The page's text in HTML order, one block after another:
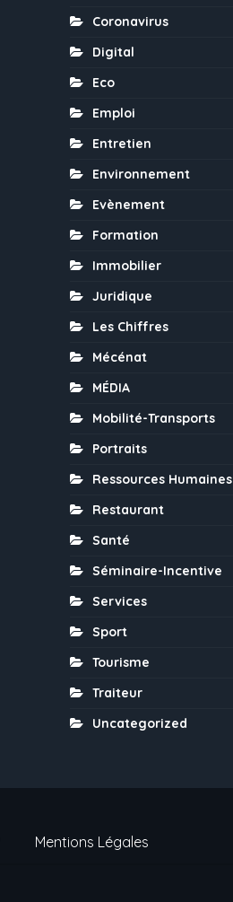
Coronavirus
Digital
Eco
Emploi
Entretien
Environnement
Evènement
Formation
Immobilier
Juridique
Les Chiffres
Mécénat
MÉDIA
Mobilité-Transports
Portraits
Ressources Humaines
Restaurant
Santé
Séminaire-Incentive
Services
Sport
Tourisme
Traiteur
Uncategorized
Mentions Légales